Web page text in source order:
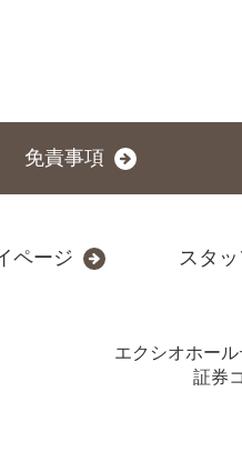
免責事項
ページ スタ
エクシオホー
証券